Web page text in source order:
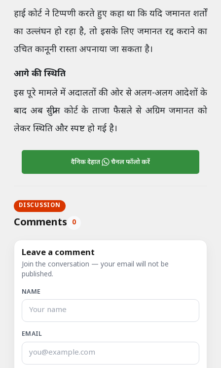
हाई कोर्ट ने टिप्पणी करते हुए कहा था कि यदि जमानत शर्तों
का उल्लंघन हो रहा है, तो इसके लिए जमानत रद्द कराने का
उचित कानूनी रास्ता अपनाया जा सकता है।
आगे की स्थिति
इस पूरे मामले में अदालतों की ओर से अलग-अलग आदेशों के
बाद अब सुप्रीम कोर्ट के ताजा फैसले से अग्रिम जमानत को
लेकर स्थिति और स्पष्ट हो गई है।
दैनिक देहात चैनल फॉलो करें
DISCUSSION
Comments 0
Leave a comment
Join the conversation — your email will not be
published.
NAME
EMAIL